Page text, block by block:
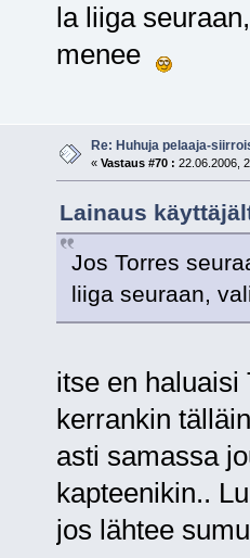
la liiga
menee
Re: Huhuja pelaaja-
« Vastaus #70 : 22.06.2006,
Lainaus
Jos Torres
liiga seuraan,
itse en haluaisi
kerrankin
asti samassa
kapteenikin..
jos lähtee